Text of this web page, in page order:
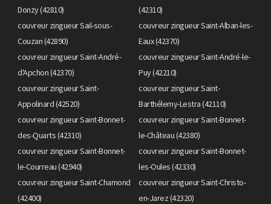
Donzy (42810)
(42310)
couvreur zingueur Sail-sous-
Couzan (42890)
couvreur zingueur Saint-Alban-les-
Eaux (42370)
couvreur zingueur Saint-André-
d'Apchon (42370)
couvreur zingueur Saint-André-le-
Puy (42210)
couvreur zingueur Saint-
Appolinard (42520)
couvreur zingueur Saint-
Barthélemy-Lestra (42110)
couvreur zingueur Saint-Bonnet-
des-Quarts (42310)
couvreur zingueur Saint-Bonnet-
le-Château (42380)
couvreur zingueur Saint-Bonnet-
le-Courreau (42940)
couvreur zingueur Saint-Bonnet-
les-Oules (42330)
couvreur zingueur Saint-Chamond
(42400)
couvreur zingueur Saint-Christo-
en-Jarez (42320)